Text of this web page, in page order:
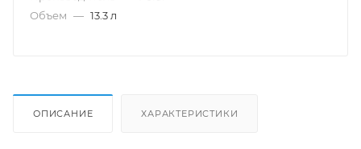
Объем — 13.3 л
ОПИСАНИЕ ХАРАКТЕРИСТИКИ